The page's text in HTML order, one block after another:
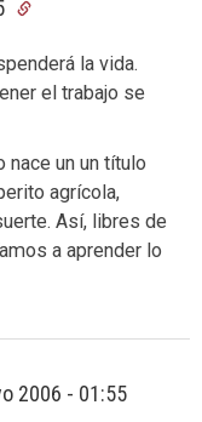
la vida.
el trabajo se
nace un un título
agrícola,
Así, libres de
a aprender lo
2006 - 01:55